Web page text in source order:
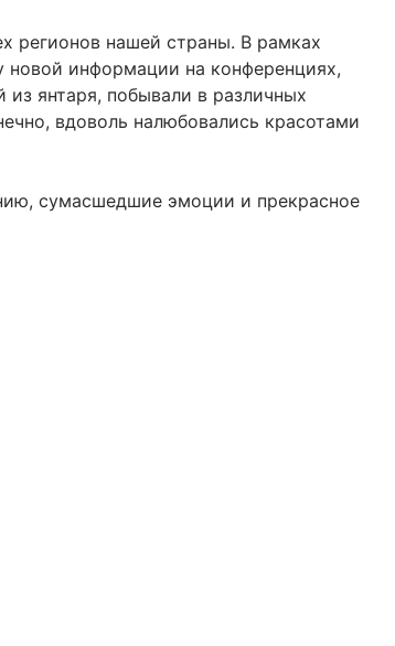
регионов нашей страны. В рамках
информации на конференциях,
янтаря, побывали в различных
вдоволь налюбовались красотами
сумасшедшие эмоции и прекрасное